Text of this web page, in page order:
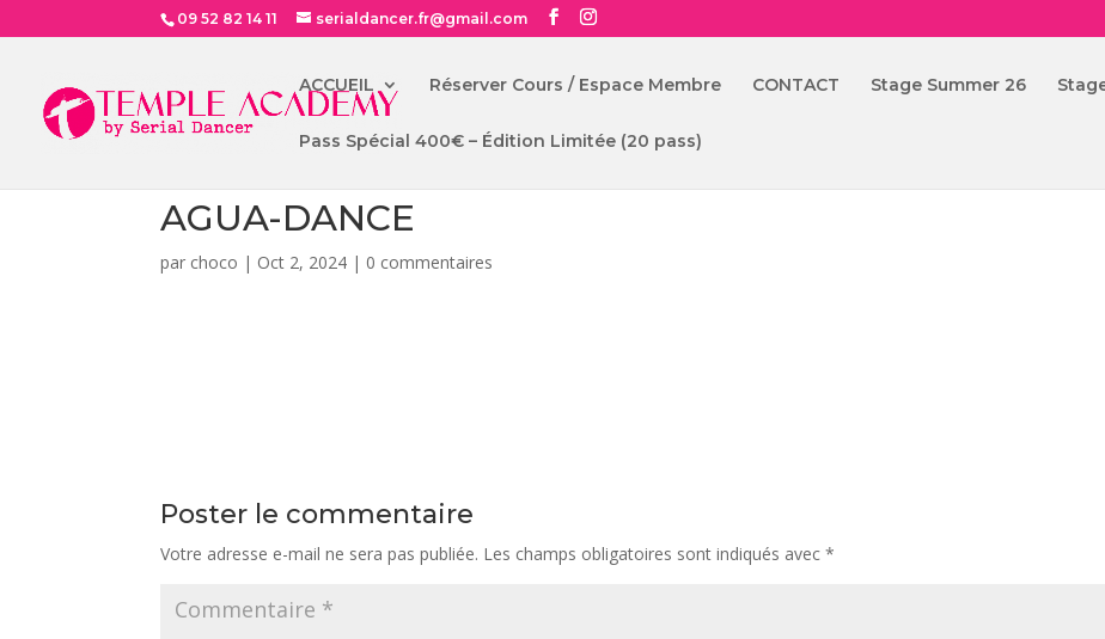
09 52 82 14 11 serialdancer.fr@gmail.com
ACCUEIL Réserver Cours / Espace Membre CONTACT Stage Summer 26
Pass Spécial 400€ – Édition Limitée (20 pass)
AGUA-DANCE
par choco | Oct 2, 2024 | 0 commentaires
Poster le commentaire
Votre adresse e-mail ne sera pas publiée. Les champs obligatoires sont indiqués avec*